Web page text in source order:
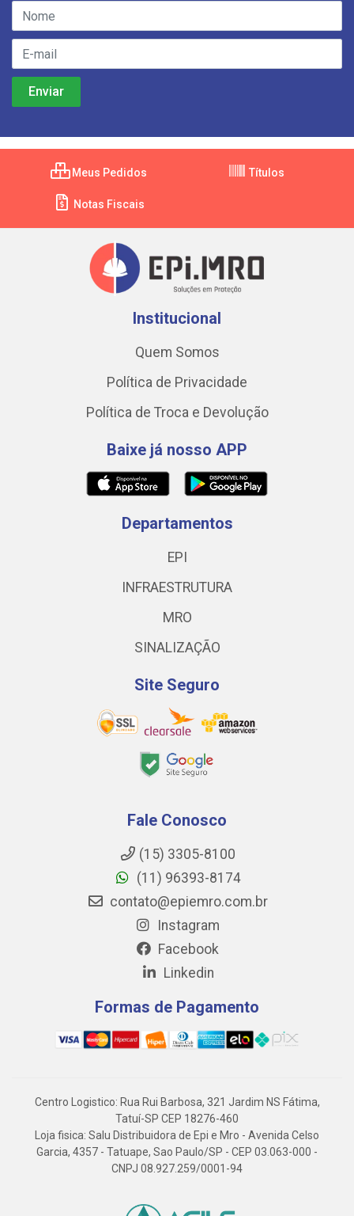
Meus Pedidos Títulos
Notas Fiscais
Institucional
Quem Somos
Política de Privacidade
Política de Troca e Devolução
Baixe já nosso APP
Departamentos
EPI
INFRAESTRUTURA
MRO
SINALIZAÇÃO
Site Seguro
Fale Conosco
(15) 3305-8100
(11) 96393-8174
contato@epiemro.com.br
Instagram
Facebook
Linkedin
Formas de Pagamento
Centro Logistico: Rua Rui Barbosa, 321 Jardim NS Fátima,
Tatuí-SP CEP 18276-460
Loja fisica: Salu Distribuidora de Epi e Mro - Avenida Celso
Garcia, 4357 - Tatuape, Sao Paulo/SP - CEP 03.063-000 -
CNPJ 08.927.259/0001-94